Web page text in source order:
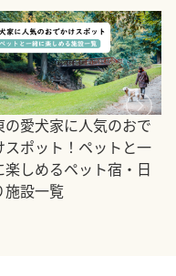
の愛犬家に人気のおで
スポット！ペットと一
楽しめるペット宿・日
施設一覧